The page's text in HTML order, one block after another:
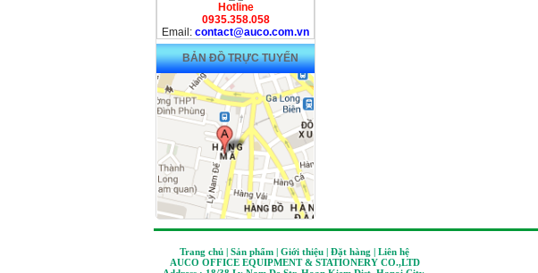
Hotline
0935.358.058
Email: contact@auco.com.vn
BẢN ĐỒ TRỰC TUYẾN
Trang chủ | Sản phẩm | Giới thiệu | Đặt hàng | Liên hệ
AUCO OFFICE EQUIPMENT & STATIONERY CO.,LTD